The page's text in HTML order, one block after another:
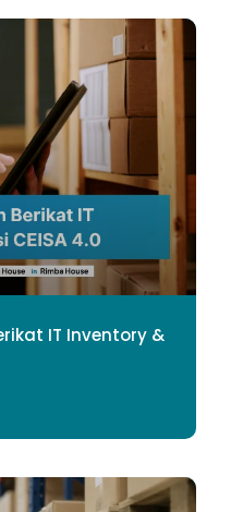
IT Inventory &